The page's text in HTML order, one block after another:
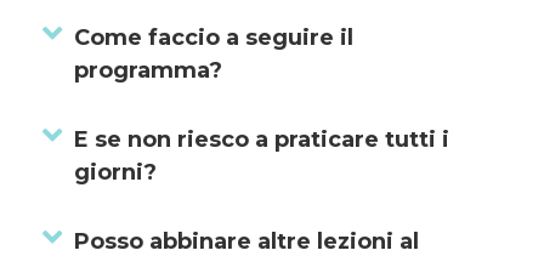
Espandi
Come faccio a seguire il
programma?
Espandi
E se non riesco a praticare tutti i
giorni?
Espandi
Posso abbinare altre lezioni al